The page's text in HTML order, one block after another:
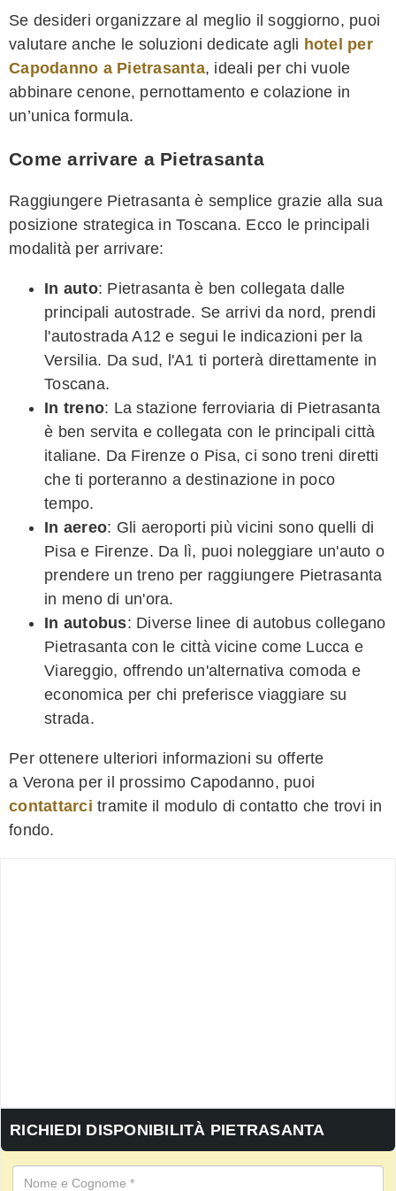
Se desideri organizzare al meglio il soggiorno, puoi
valutare anche le soluzioni dedicate agli hotel per
Capodanno a Pietrasanta, ideali per chi vuole
abbinare cenone, pernottamento e colazione in
un’unica formula.
Come arrivare a Pietrasanta
Raggiungere Pietrasanta è semplice grazie alla sua
posizione strategica in Toscana. Ecco le principali
modalità per arrivare:
In auto: Pietrasanta è ben collegata dalle
principali autostrade. Se arrivi da nord, prendi
l'autostrada A12 e segui le indicazioni per la
Versilia. Da sud, l'A1 ti porterà direttamente in
Toscana.
In treno: La stazione ferroviaria di Pietrasanta
è ben servita e collegata con le principali città
italiane. Da Firenze o Pisa, ci sono treni diretti
che ti porteranno a destinazione in poco
tempo.
In aereo: Gli aeroporti più vicini sono quelli di
Pisa e Firenze. Da lì, puoi noleggiare un'auto o
prendere un treno per raggiungere Pietrasanta
in meno di un'ora.
In autobus: Diverse linee di autobus collegano
Pietrasanta con le città vicine come Lucca e
Viareggio, offrendo un'alternativa comoda e
economica per chi preferisce viaggiare su
strada.
Per ottenere ulteriori informazioni su offerte
a Verona per il prossimo Capodanno, puoi
contattarci tramite il modulo di contatto che trovi in
fondo.
RICHIEDI DISPONIBILITÀ PIETRASANTA